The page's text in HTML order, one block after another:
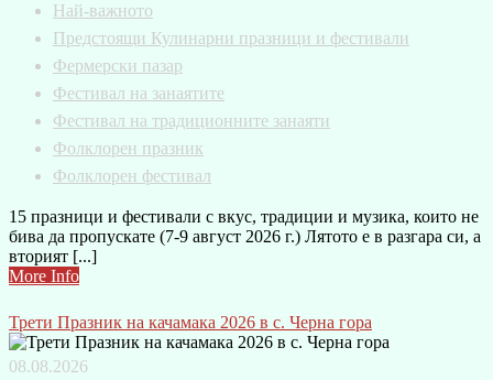
Най-важното
Предстоящи Кулинарни празници и фестивали
Фермерски пазар
Фестивал на занаятите
Фестивал на традиционните занаяти
Фолклорен празник
Фолклорен фестивал
15 празници и фестивали с вкус, традиции и музика, които не
бива да пропускате (7-9 август 2026 г.) Лятото е в разгара си, а
вторият [...]
More Info
Трети Празник на качамака 2026 в с. Черна гора
08.08.2026